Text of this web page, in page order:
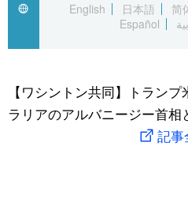
国際
文化
アーカイブ
Japan Data
動画/Live
スポーツ・東京2020
English
日本語 简
Español
【ワシントン共同】トラン
ラリアのアルバニージー首
記事